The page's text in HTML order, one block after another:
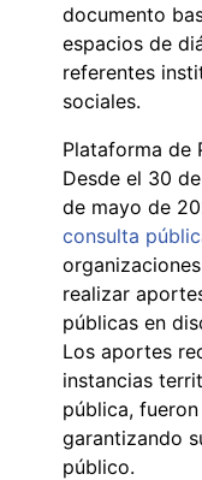
documento
espacios de
referentes
sociales.
Plataforma de
Desde el 30
de mayo de
consulta
realizar
públicas en
Los aportes
instancias
pública,
garantizando
público.